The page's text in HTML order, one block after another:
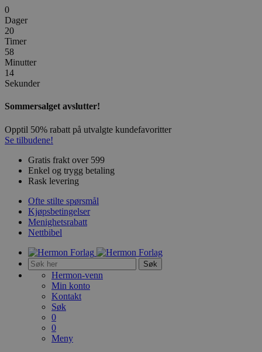
0
Dager
20
Timer
58
Minutter
14
Sekunder
Sommersalget avslutter!
Opptil 50% rabatt på utvalgte kundefavoritter
Se tilbudene!
Gratis frakt over 599
Enkel og trygg betaling
Rask levering
Ofte stilte spørsmål
Kjøpsbetingelser
Menighetsrabatt
Nettbibel
Søk
Hermon-venn
Min konto
Kontakt
Søk
0
0
Meny